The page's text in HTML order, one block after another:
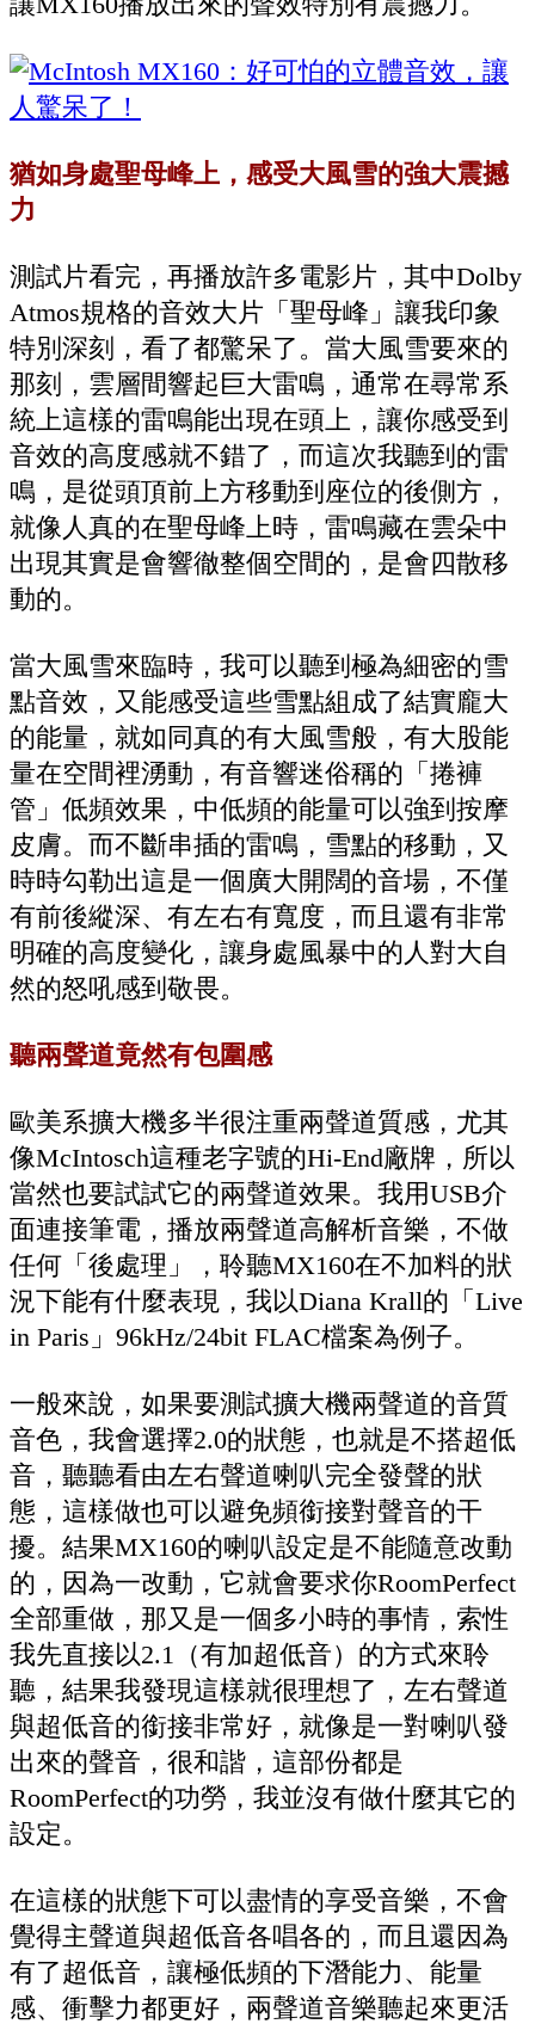
猶如身處聖母峰上，感受大風雪的強大震撼
力
測試片看完，再播放許多電影片，其中Dolby
Atmos規格的音效大片「聖母峰」讓我印象
特別深刻，看了都驚呆了。當大風雪要來的
那刻，雲層間響起巨大雷鳴，通常在尋常系
統上這樣的雷鳴能出現在頭上，讓你感受到
音效的高度感就不錯了，而這次我聽到的雷
鳴，是從頭頂前上方移動到座位的後側方，
就像人真的在聖母峰上時，雷鳴藏在雲朵中
出現其實是會響徹整個空間的，是會四散移
動的。
當大風雪來臨時，我可以聽到極為細密的雪
點音效，又能感受這些雪點組成了結實龐大
的能量，就如同真的有大風雪般，有大股能
量在空間裡湧動，有音響迷俗稱的「捲褲
管」低頻效果，中低頻的能量可以強到按摩
皮膚。而不斷串插的雷鳴，雪點的移動，又
時時勾勒出這是一個廣大開闊的音場，不僅
有前後縱深、有左右有寬度，而且還有非常
明確的高度變化，讓身處風暴中的人對大自
然的怒吼感到敬畏。
聽兩聲道竟然有包圍感
歐美系擴大機多半很注重兩聲道質感，尤其
像McIntosch這種老字號的Hi-End廠牌，所以
當然也要試試它的兩聲道效果。我用USB介
面連接筆電，播放兩聲道高解析音樂，不做
任何「後處理」，聆聽MX160在不加料的狀
況下能有什麼表現，我以Diana Krall的「Live
in Paris」96kHz/24bit FLAC檔案為例子。
一般來說，如果要測試擴大機兩聲道的音質
音色，我會選擇2.0的狀態，也就是不搭超低
音，聽聽看由左右聲道喇叭完全發聲的狀
態，這樣做也可以避免頻銜接對聲音的干
擾。結果MX160的喇叭設定是不能隨意改動
的，因為一改動，它就會要求你RoomPerfect
全部重做，那又是一個多小時的事情，索性
我先直接以2.1（有加超低音）的方式來聆
聽，結果我發現這樣就很理想了，左右聲道
與超低音的銜接非常好，就像是一對喇叭發
出來的聲音，很和諧，這部份都是
RoomPerfect的功勞，我並沒有做什麼其它的
設定。
在這樣的狀態下可以盡情的享受音樂，不會
覺得主聲道與超低音各唱各的，而且還因為
有了超低音，讓極低頻的下潛能力、能量
感、衝擊力都更好，兩聲道音樂聽起來更活